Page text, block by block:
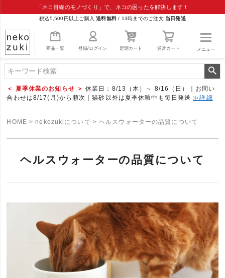
「ネコ目線のモノづくり」で、ネコの困ったを解決します！
税込5,500円以上ご購入送料無料 / 13時までのご注文 当日発送
商品一覧 登録/ログイン 定期カート 通常カート メニュー
＜ 夏季休業のお知らせ ＞ 休業日：8/13（木）～ 8/16（日）｜お問い
合わせは8/17(月)から順次｜猫砂以外は夏季休暇中も毎日発送≫詳細
HOME nekozukiについて ヘルスウォーターの品質について
ヘルスウォーターの品質について